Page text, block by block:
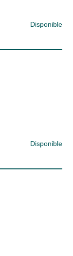
Disponible
Disponible